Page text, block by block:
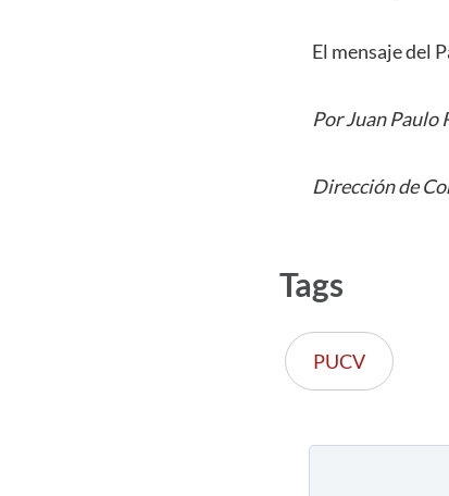
El mensaje del
Por Juan Paulo
Dirección de
Tags
PUCV